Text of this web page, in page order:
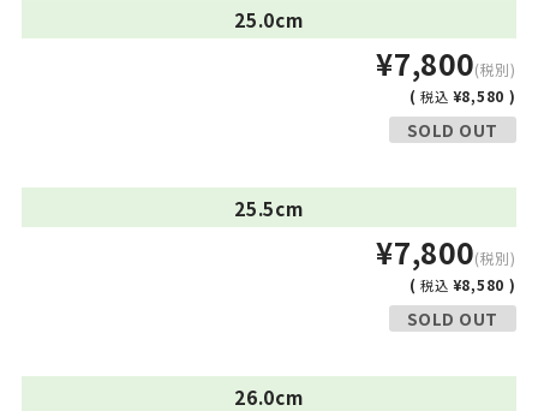
25.0cm
¥7,800(税別)
(税込 ¥8,580 )
SOLD OUT
25.5cm
¥7,800(税別)
(税込 ¥8,580 )
SOLD OUT
26.0cm